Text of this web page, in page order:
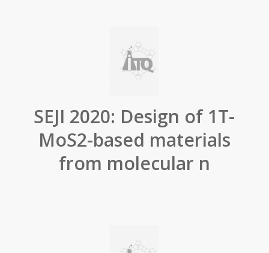
SEJI 2020: Design of 1T-
MoS2-based materials
from molecular n